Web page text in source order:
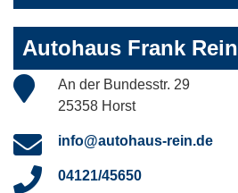
Autohaus Frank Rein
An der Bundesstr. 29
25358 Horst
info@autohaus-rein.de
04121/45650